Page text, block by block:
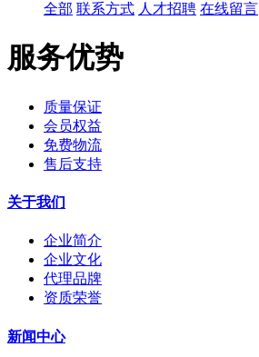
全部 联系方式 人才招聘 在线留言
服务优势
质量保证
会员权益
免费物流
售后支持
关于我们
企业简介
企业文化
代理品牌
资质荣誉
新闻中心